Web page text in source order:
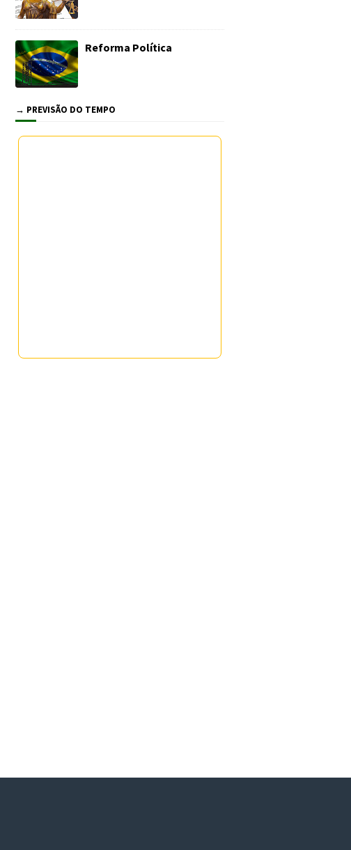
Reforma Política
→ PREVISÃO DO TEMPO